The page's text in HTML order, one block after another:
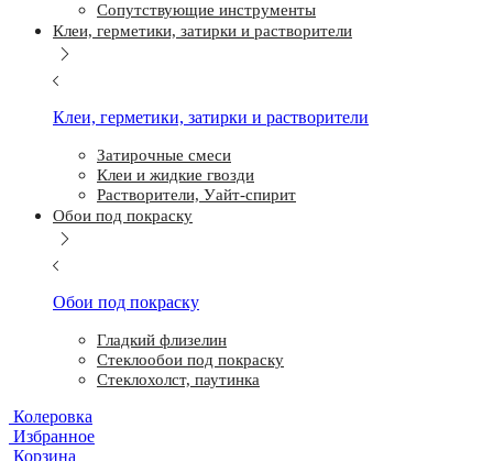
Сопутствующие инструменты
Клеи, герметики, затирки и растворители
Клеи, герметики, затирки и растворители
Затирочные смеси
Клеи и жидкие гвозди
Растворители, Уайт-спирит
Обои под покраску
Обои под покраску
Гладкий флизелин
Стеклообои под покраску
Стеклохолст, паутинка
Колеровка
Избранное
Корзина